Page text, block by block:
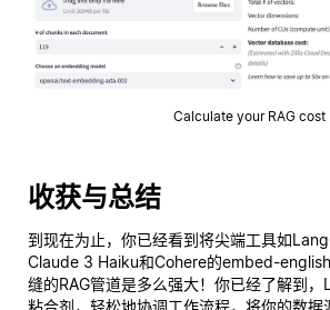
Calculate your RAG cost
收获与总结
到现在为止，你已经看到将尖端工具如
Claude 3 Haiku和Cohere的embed-
缝的RAG管道是多么强大！你已经了解到
粘合剂，轻松地协调工作流程，将你的数据